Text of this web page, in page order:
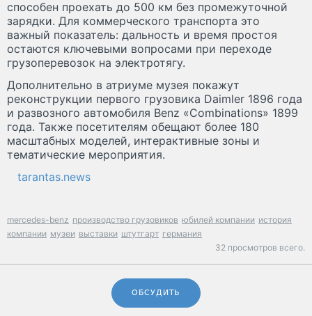
способен проехать до 500 км без промежуточной
зарядки. Для коммерческого транспорта это
важный показатель: дальность и время простоя
остаются ключевыми вопросами при переходе
грузоперевозок на электротягу.
Дополнительно в атриуме музея покажут
реконструкции первого грузовика Daimler 1896 года
и развозного автомобиля Benz «Combinations» 1899
года. Также посетителям обещают более 180
масштабных моделей, интерактивные зоны и
тематические мероприятия.
tarantas.news
mercedes-benz производство грузовиков юбилей компании история
компании музеи выставки штутгарт германия
32 просмотров всего.
ОБСУДИТЬ